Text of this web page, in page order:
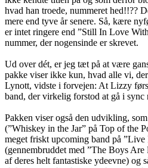
hvad han troede, nummeret hed!!??
mere end tyve år senere. Så, kære
er intet ringere end ”Still In Love
nummer, der nogensinde er skrevet.
Ud over dét, er jeg tæt på at være
pakke viser ikke kun, hvad alle vi,
Lynott, vidste i forvejen: At Lizzy
band, der virkelig forstod at gå i sync
Pakken viser også den udvikling,
(”Whiskey in the Jar” på Top of the
meget friskt upcoming band på
(gennembruddet med ”The Boys
af deres helt fantastiske ydeevne) og